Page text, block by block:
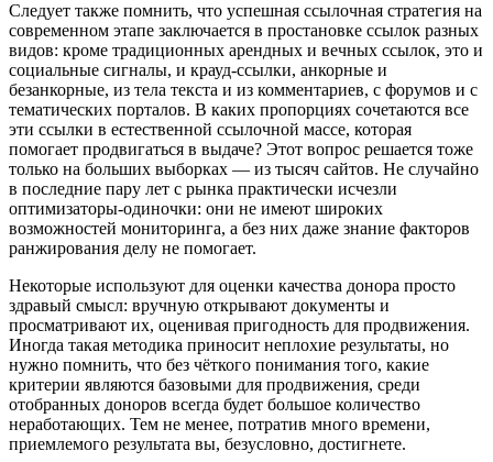
Следует также помнить, что успешная ссылочная стратегия на
современном этапе заключается в простановке ссылок разных
видов: кроме традиционных арендных и вечных ссылок, это и
социальные сигналы, и крауд-ссылки, анкорные и
безанкорные, из тела текста и из комментариев, с форумов и с
тематических порталов. В каких пропорциях сочетаются все
эти ссылки в естественной ссылочной массе, которая
помогает продвигаться в выдаче? Этот вопрос решается тоже
только на больших выборках — из тысяч сайтов. Не случайно
в последние пару лет с рынка практически исчезли
оптимизаторы-одиночки: они не имеют широких
возможностей мониторинга, а без них даже знание факторов
ранжирования делу не помогает.
Некоторые используют для оценки качества донора просто
здравый смысл: вручную открывают документы и
просматривают их, оценивая пригодность для продвижения.
Иногда такая методика приносит неплохие результаты, но
нужно помнить, что без чёткого понимания того, какие
критерии являются базовыми для продвижения, среди
отобранных доноров всегда будет большое количество
неработающих. Тем не менее, потратив много времени,
приемлемого результата вы, безусловно, достигнете.